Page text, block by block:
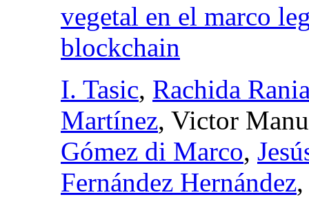
vegetal en el marco
blockchain
I. Tasic, Rachida
Martínez, Victor
Gómez di Marco,
Fernández Hernández